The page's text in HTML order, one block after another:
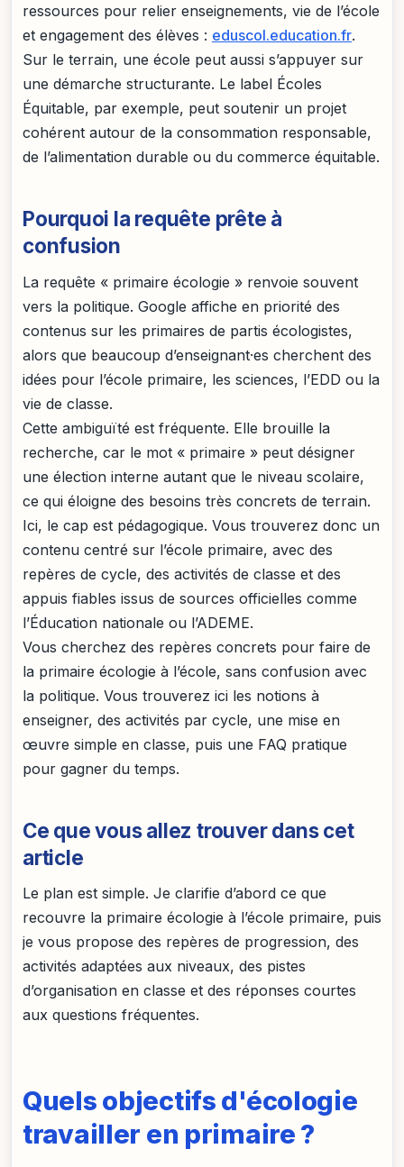
ressources pour relier enseignements, vie de l’école
et engagement des élèves : eduscol.education.fr.
Sur le terrain, une école peut aussi s’appuyer sur
une démarche structurante. Le label Écoles
Équitable, par exemple, peut soutenir un projet
cohérent autour de la consommation responsable,
de l’alimentation durable ou du commerce équitable.
Pourquoi la requête prête à
confusion
La requête « primaire écologie » renvoie souvent
vers la politique. Google affiche en priorité des
contenus sur les primaires de partis écologistes,
alors que beaucoup d’enseignant·es cherchent des
idées pour l’école primaire, les sciences, l’EDD ou la
vie de classe.
Cette ambiguïté est fréquente. Elle brouille la
recherche, car le mot « primaire » peut désigner
une élection interne autant que le niveau scolaire,
ce qui éloigne des besoins très concrets de terrain.
Ici, le cap est pédagogique. Vous trouverez donc un
contenu centré sur l’école primaire, avec des
repères de cycle, des activités de classe et des
appuis fiables issus de sources officielles comme
l’Éducation nationale ou l’ADEME.
Vous cherchez des repères concrets pour faire de
la primaire écologie à l’école, sans confusion avec
la politique. Vous trouverez ici les notions à
enseigner, des activités par cycle, une mise en
œuvre simple en classe, puis une FAQ pratique
pour gagner du temps.
Ce que vous allez trouver dans cet
article
Le plan est simple. Je clarifie d’abord ce que
recouvre la primaire écologie à l’école primaire, puis
je vous propose des repères de progression, des
activités adaptées aux niveaux, des pistes
d’organisation en classe et des réponses courtes
aux questions fréquentes.
Quels objectifs d'écologie
travailler en primaire ?